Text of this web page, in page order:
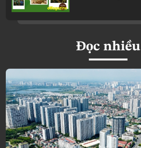
Đọc nhiều